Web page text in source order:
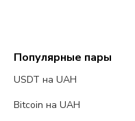
Популярные пары
USDT на UAH
Bitcoin на UAH